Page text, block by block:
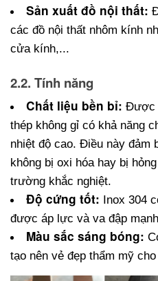
Sản xuất đồ nội thất:
các đồ nội thất nhôm kính
cửa kính,...
2.2. Tính năng
Chất liệu bền bỉ: Được
thép không gỉ có khả năng
nhiệt độ cao. Điều này đảm
không bị oxi hóa hay bị
trường khắc nghiệt.
Độ cứng tốt: Inox 304
được áp lực và va đập
Màu sắc sáng bóng:
tạo nên vẻ đẹp thẩm mỹ